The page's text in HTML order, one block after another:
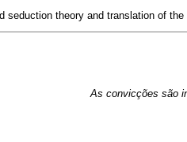
seduction theory and translation of
As convicções são